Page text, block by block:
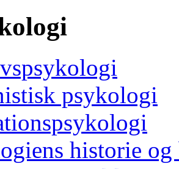
psykologi
historie og